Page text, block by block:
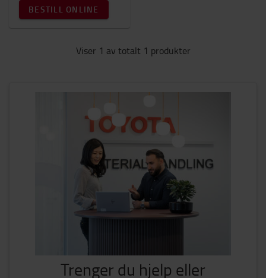
Kategori
BESTILL ONLINE
Viser 1 av totalt 1 produkter
Trenger du hjelp eller